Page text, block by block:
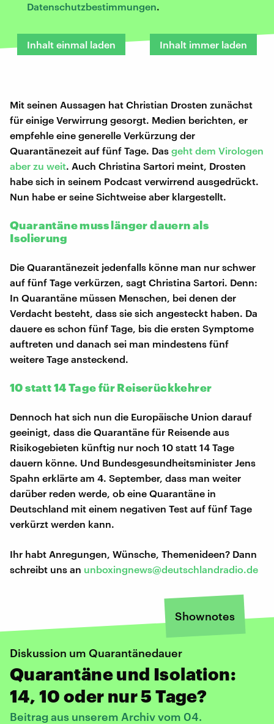
Datenschutzbestimmungen.
Inhalt einmal laden Inhalt immer laden
Mit seinen Aussagen hat Christian Drosten zunächst
für einige Verwirrung gesorgt. Medien berichten, er
empfehle eine generelle Verkürzung der
Quarantänezeit auf fünf Tage. Das geht dem Virologen
aber zu weit. Auch Christina Sartori meint, Drosten
habe sich in seinem Podcast verwirrend ausgedrückt.
Nun habe er seine Sichtweise aber klargestellt.
Quarantäne muss länger dauern als
Isolierung
Die Quarantänezeit jedenfalls könne man nur schwer
auf fünf Tage verkürzen, sagt Christina Sartori. Denn:
In Quarantäne müssen Menschen, bei denen der
Verdacht besteht, dass sie sich angesteckt haben. Da
dauere es schon fünf Tage, bis die ersten Symptome
auftreten und danach sei man mindestens fünf
weitere Tage ansteckend.
10 statt 14 Tage für Reiserückkehrer
Dennoch hat sich nun die Europäische Union darauf
geeinigt, dass die Quarantäne für Reisende aus
Risikogebieten künftig nur noch 10 statt 14 Tage
dauern könne. Und Bundesgesundheitsminister Jens
Spahn erklärte am 4. September, dass man weiter
darüber reden werde, ob eine Quarantäne in
Deutschland mit einem negativen Test auf fünf Tage
verkürzt werden kann.
Ihr habt Anregungen, Wünsche, Themenideen? Dann
schreibt uns an unboxingnews@deutschlandradio.de
Shownotes
Diskussion um Quarantänedauer
Quarantäne und Isolation:
14, 10 oder nur 5 Tage?
Beitrag aus unserem Archiv vom 04.